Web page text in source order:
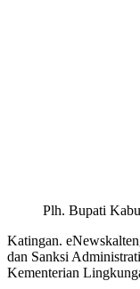
Plh. Bupati
Katingan.
dan Sanksi
Kementerian